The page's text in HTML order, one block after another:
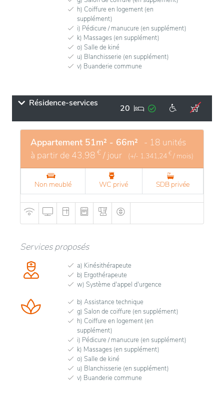
h) Coiffure en logement (en
supplément)
i) Pédicure / manucure (en supplément)
k) Massages (en supplément)
o) Salle de kiné
u) Blanchisserie (en supplément)
v) Buanderie commune
Résidence-services 20
Appartement 51m² - 66m² - 18 unités
à partir de 43,98 € / jour (+/- 1.341,24 € / mois)
Non meublé WC privé SDB privée
Services proposés
a) Kinésithérapeute
b) Ergothérapeute
w) Système d'appel d'urgence
b) Assistance technique
g) Salon de coiffure (en supplément)
h) Coiffure en logement (en
supplément)
i) Pédicure / manucure (en supplément)
k) Massages (en supplément)
o) Salle de kiné
u) Blanchisserie (en supplément)
v) Buanderie commune